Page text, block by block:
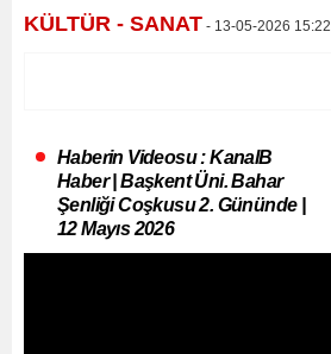
KÜLTÜR - SANAT - 13-05-2026 15:22
Haberin Videosu : KanalB
Haber | Başkent Üni. Bahar
Şenliği Coşkusu 2. Gününde |
12 Mayıs 2026